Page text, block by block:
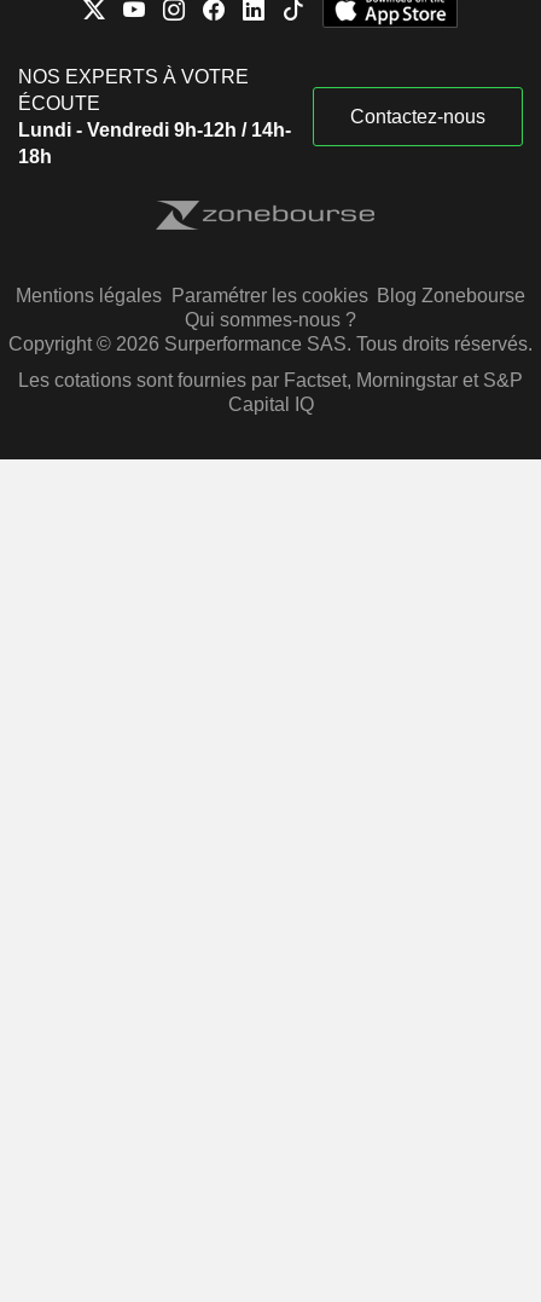
NOS EXPERTS À VOTRE
ÉCOUTE
Lundi - Vendredi 9h-12h / 14h-
18h
Contactez-nous
Mentions légales Paramétrer les cookies Blog Zonebourse
Qui sommes-nous ?
Copyright © 2026 Surperformance SAS. Tous droits réservés.
Les cotations sont fournies par Factset, Morningstar et S&P
Capital IQ